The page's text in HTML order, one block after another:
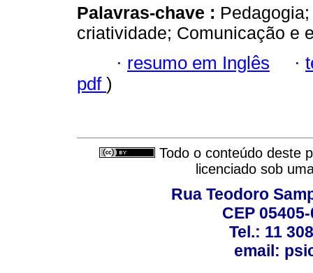
Palavras-chave :
criatividade; Comunicação e
· resumo em Inglês ·
pdf )
Todo o conteúdo deste
licenciado sob
Rua Teodoro
CEP
Tel.: 11
email: